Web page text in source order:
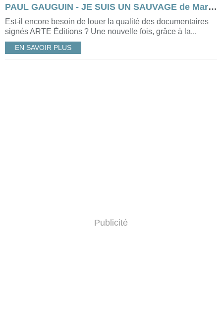
PAUL GAUGUIN - JE SUIS UN SAUVAGE de Marie-Chrisitine Courtès [critique]
Est-il encore besoin de louer la qualité des documentaires
signés ARTE Éditions ? Une nouvelle fois, grâce à la...
EN SAVOIR PLUS
Publicité